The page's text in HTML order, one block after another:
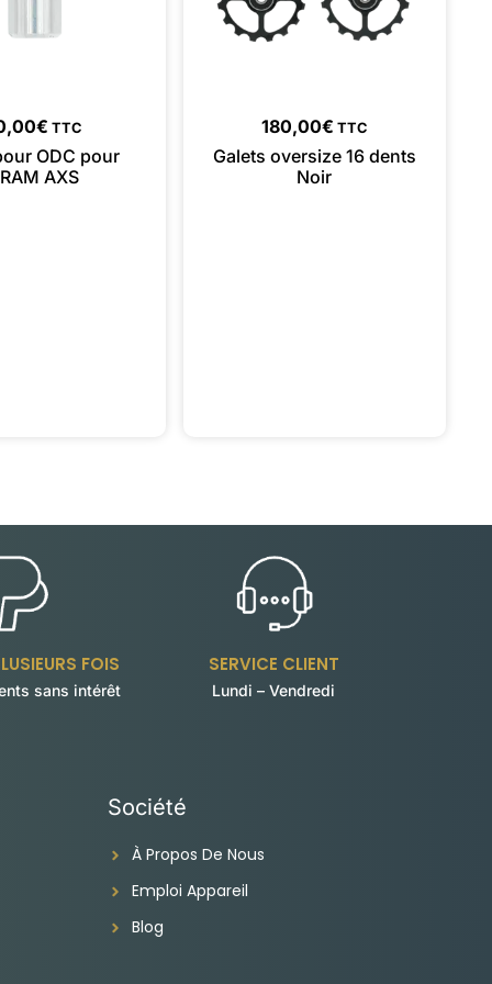
€ TTC
ODC pour
AXS
180,00€ TTC
Galets oversize 16 dents
Noir
FOIS
sans intérêt
SERVICE CLIENT
Lundi – Vendredi
Société
À Propos De Nous
Emploi Appareil
Blog